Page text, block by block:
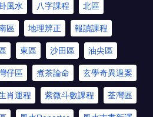
風水 八字課程 北區
區 地理辨正 報讀課程
東區 沙田區 油尖區
仔區 煮茶論命 玄學奇異過案
肖運程 紫微斗數課程 荃灣區